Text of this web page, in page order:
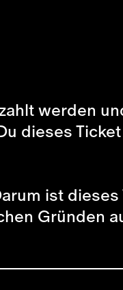
werden
dieses
ist
Gründen